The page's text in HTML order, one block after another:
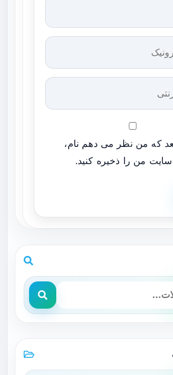
که من نظر می دهم نام،
من را ذخیره کنید.